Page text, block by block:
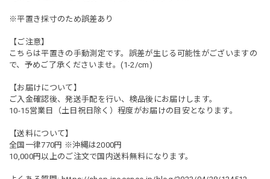
※平置き採寸のため誤差あり
【ご注意】
こちらは平置きの手動測定です。誤差が生じる可能性がございますの
で、予めご了承くださいませ。(1-2/cm)
【お届けについて】
ご入金確認後、発送手配を行い、検品後にお届けします。
10-15営業日（土日祝日除く）程度がお届けの目安となります。
【送料について】
全国一律770円 ※沖縄は2000円
10,000円以上のご注文で国内送料無料になります。